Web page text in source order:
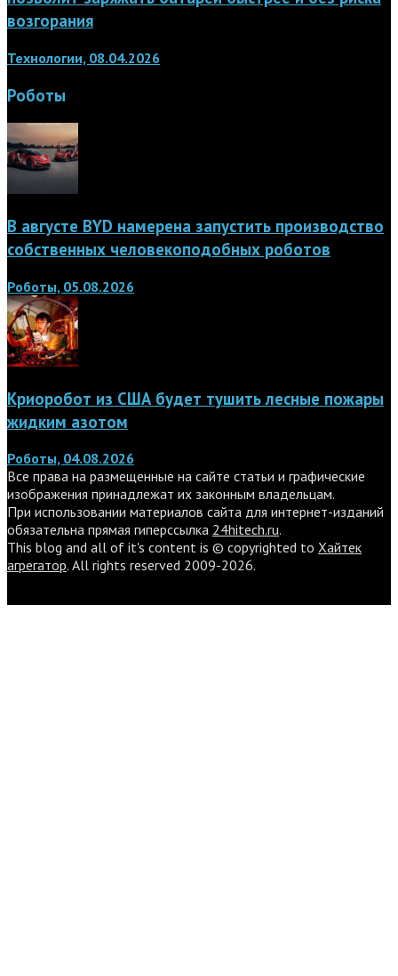
возгорания
Технологии, 08.04.2026
Роботы
В августе BYD намерена запустить производство
собственных человекоподобных роботов
Роботы, 05.08.2026
Криоробот из США будет тушить лесные пожары
жидким азотом
Роботы, 04.08.2026
Все права на размещенные на сайте статьи и графические
изображения принадлежат их законным владельцам.
При использовании материалов сайта для интернет-изданий
обязательна прямая гиперссылка 24hitech.ru.
This blog and all of it's content is © copyrighted to Хайтек
агрегатор. All rights reserved 2009-2026.